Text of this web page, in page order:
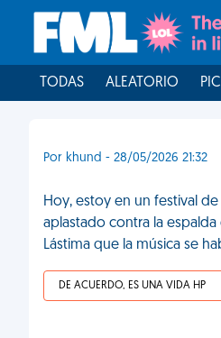
TODAS ALEATORIO
Por khund - 28/05/2026 21:32
Hoy, estoy en un festival
aplastado contra la
Lástima que la música se
DE ACUERDO, ES UNA VIDA HP